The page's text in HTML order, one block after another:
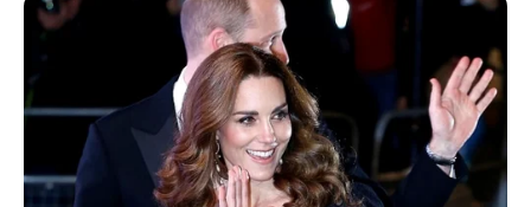
Notre Base Quinté:4 SPEECHMAN
Notre Coup de Poker:11 PONTY
Le Bruit d’écurie:6 JUST LIGHT
Découvrez le Cheval du jour